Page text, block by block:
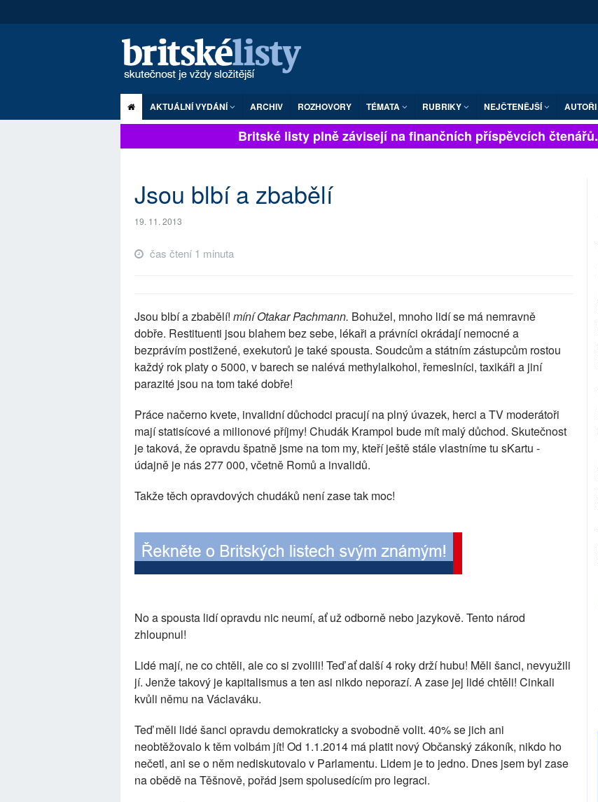
AKTUÁLNÍ VYDÁNÍ ARCHIV ROZHOVORY TÉMATA RUBRIKY NEJČTENĚJŠÍ AUTOŘI
Britské listy plně závisejí na finančních příspěvcích čtenářů.
Jsou blbí a zbabělí
19. 11. 2013
čas čtení 1 minuta
Jsou blbí a zbabělí! míní Otakar Pachmann. Bohužel, mnoho lidí se má nemravně
dobře. Restituenti jsou blahem bez sebe, lékaři a právníci okrádají nemocné a
bezprávím postižené, exekutorů je také spousta. Soudcům a státním zástupcům rostou
každý rok platy o 5000, v barech se nalévá methylalkohol, řemeslníci, taxikáři a jiní
parazité jsou na tom také dobře!
Práce načerno kvete, invalidní důchodci pracují na plný úvazek, herci a TV moderátoři
mají statisícové a milionové příjmy! Chudák Krampol bude mít malý důchod. Skutečnost
je taková, že opravdu špatně jsme na tom my, kteří ještě stále vlastníme tu sKartu -
údajně je nás 277 000, včetně Romů a invalidů.
Takže těch opravdových chudáků není zase tak moc!
No a spousta lidí opravdu nic neumí, ať už odborně nebo jazykově. Tento národ
zhloupnul!
Lidé mají, ne co chtěli, ale co si zvolili! Teď ať další 4 roky drží hubu! Měli šanci, nevyužili
jí. Jenže takový je kapitalismus a ten asi nikdo neporazí. A zase jej lidé chtěli! Cinkali
kvůli němu na Václaváku.
Teď měli lidé šanci opravdu demokraticky a svobodně volit. 40% se jich ani
neobtěžovalo k těm volbám jít! Od 1.1.2014 má platit nový Občanský zákoník, nikdo ho
nečetl, ani se o něm nediskutovalo v Parlamentu. Lidem je to jedno. Dnes jsem byl zase
na obědě na Těšnově, pořád jsem spolusedícím pro legraci.